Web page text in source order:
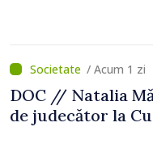
/ Acum 1 zi
DOC // Natalia
de judecător la